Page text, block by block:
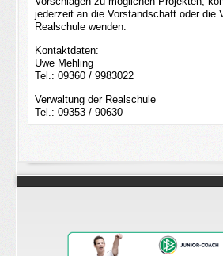
jederzeit an die Vorstandschaft oder die
Realschule wenden.
Kontaktdaten:
Uwe Mehling
Tel.: 09360 / 9983022
Verwaltung der Realschule
Tel.: 09353 / 90630